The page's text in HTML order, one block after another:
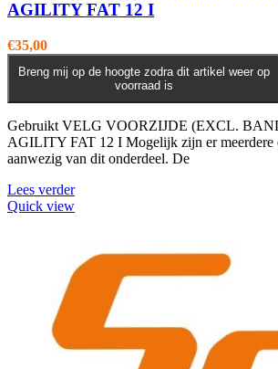
AGILITY FAT 12 I
€35,00
Breng mij op de hoogte zodra dit artikel weer op
voorraad is
Gebruikt VELG VOORZIJDE (EXCL.
AGILITY FAT 12 I Mogelijk zijn er meerdere
aanwezig van dit onderdeel. De
Lees verder
Quick view